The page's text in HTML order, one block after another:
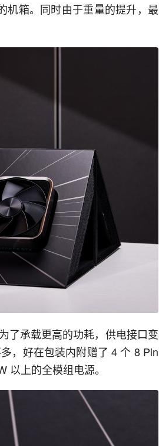
机箱。同时由于重量的提升，最
，好在包装内附赠了 4 个 8 Pin